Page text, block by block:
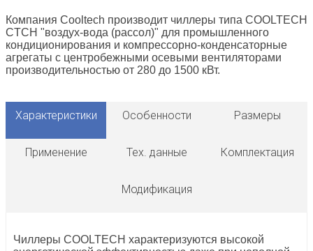
Компания Cooltech производит чиллеры типа COOLTECH
CTCH "воздух-вода (рассол)" для промышленного
кондиционирования и компрессорно-конденсаторные
агрегаты с центробежными осевыми вентиляторами
производительностью от 280 до 1500 кВт.
Характеристики Особенности Размеры
Применение Тех. данные Комплектация
Модификация
Чиллеры COOLTECH характеризуются высокой